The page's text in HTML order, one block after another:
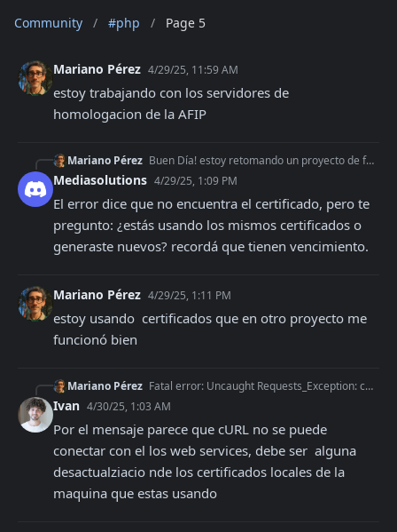
Community / #php / Page 5
Mariano Pérez 4/29/25, 11:59 AM
estoy trabajando con los servidores de
homologacion de la AFIP
Mariano Pérez Buen Día! estoy retomando un proyecto de facturación que tenia abandonado hace tiempo, y al querer hacer cualquier lllamada al WS de la afip me devuelve este er
Mediasolutions 4/29/25, 1:09 PM
El error dice que no encuentra el certificado, pero te
pregunto: ¿estás usando los mismos certificados o
generaste nuevos? recordá que tienen vencimiento.
Mariano Pérez 4/29/25, 1:11 PM
estoy usando  certificados que en otro proyecto me
funcionó bien
Mariano Pérez Fatal error: Uncaught Requests_Exception: cURL error 60: SSL certificate problem: unable to get local issuer certificate
Ivan 4/30/25, 1:03 AM
Por el mensaje parece que cURL no se puede
conectar con el los web services, debe ser  alguna
desactualziacio nde los certificados locales de la
maquina que estas usando